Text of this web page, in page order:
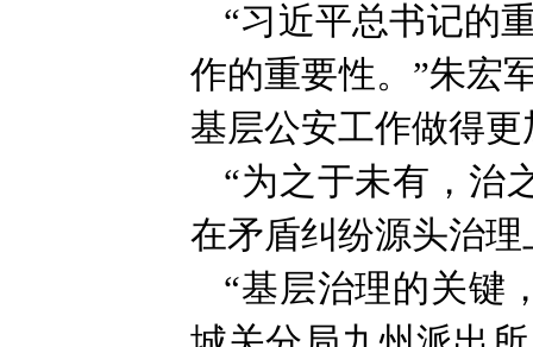
“习近平总书记的
作的重要性。”朱宏
基层公安工作做得
“为之于未有，治
在矛盾纠纷源头治
“基层治理的关键